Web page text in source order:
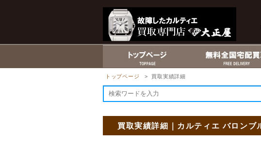
トップページ > 買取実績詳細
買取実績詳細｜カルティエ バロン